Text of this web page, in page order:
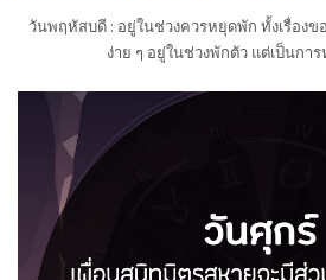
วันพฤหัสบดี : อยู่ในช่วงควรหยุดพัก ทั้งเรื่อง
ง่าย ๆ อยู่ในช่วงพักตัว แต่เป็นกา